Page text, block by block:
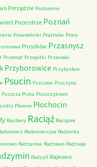
Porządzie Postomino
Pozezdrze Poznań
Prawiedniki Prażmów Prora
Pruszków Przasnysz
Przemęt Przepitki Przesieki
Przyborowice Przybysław
Psucin Pszczew Pszczyna
Puszcza Piska Puszczykowo
Pławno Płochocin
Racibory Raciąż Raciążek
Radomierzyce Radomka
Radzanów Radzewo Radzieje
Radzyń Rajkowo